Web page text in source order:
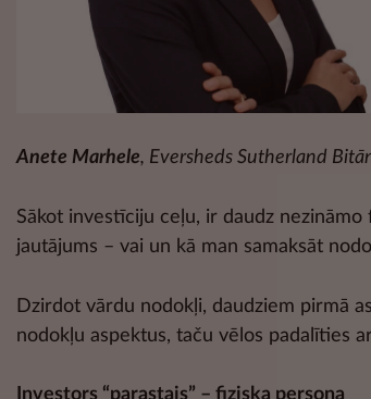
Anete Marhele, Eversheds Sutherland
Sākot investīciju ceļu, ir daudz
jautājums – vai un kā man samaksāt
Dzirdot vārdu nodokļi, daudziem pirmā
nodokļu aspektus, taču vēlos padalīties